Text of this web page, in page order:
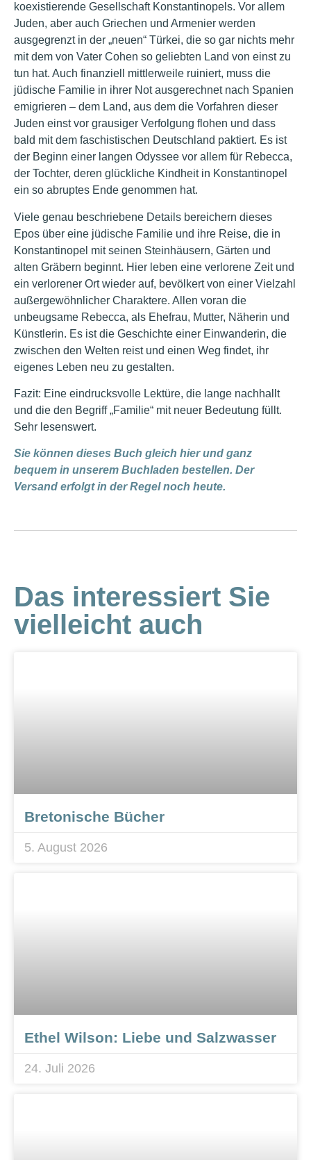
koexistierende Gesellschaft Konstantinopels. Vor allem
Juden, aber auch Griechen und Armenier werden
ausgegrenzt in der „neuen“ Türkei, die so gar nichts mehr
mit dem von Vater Cohen so geliebten Land von einst zu
tun hat. Auch finanziell mittlerweile ruiniert, muss die
jüdische Familie in ihrer Not ausgerechnet nach Spanien
emigrieren – dem Land, aus dem die Vorfahren dieser
Juden einst vor grausiger Verfolgung flohen und dass
bald mit dem faschistischen Deutschland paktiert. Es ist
der Beginn einer langen Odyssee vor allem für Rebecca,
der Tochter, deren glückliche Kindheit in Konstantinopel
ein so abruptes Ende genommen hat.
Viele genau beschriebene Details bereichern dieses
Epos über eine jüdische Familie und ihre Reise, die in
Konstantinopel mit seinen Steinhäusern, Gärten und
alten Gräbern beginnt. Hier leben eine verlorene Zeit und
ein verlorener Ort wieder auf, bevölkert von einer Vielzahl
außergewöhnlicher Charaktere. Allen voran die
unbeugsame Rebecca, als Ehefrau, Mutter, Näherin und
Künstlerin. Es ist die Geschichte einer Einwanderin, die
zwischen den Welten reist und einen Weg findet, ihr
eigenes Leben neu zu gestalten.
Fazit: Eine eindrucksvolle Lektüre, die lange nachhallt
und die den Begriff „Familie“ mit neuer Bedeutung füllt.
Sehr lesenswert.
Sie können dieses Buch gleich hier und ganz
bequem in unserem Buchladen bestellen. Der
Versand erfolgt in der Regel noch heute.
Das interessiert Sie
vielleicht auch
Bretonische Bücher
5. August 2026
Ethel Wilson: Liebe und Salzwasser
24. Juli 2026